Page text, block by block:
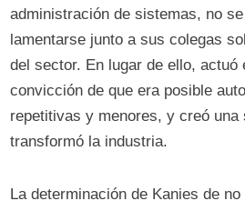
administración de sistemas, no
lamentarse junto a sus colegas
del sector. En lugar de ello, actuó
convicción de que era posible
repetitivas y menores, y creó una
transformó la industria.
La determinación de Kanies de